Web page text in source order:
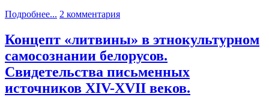
Подробнее... 2 комментария
Концепт «литвины» в этнокультурном
самосознании белорусов.
Свидетельства письменных
источников XIV-XVII веков.